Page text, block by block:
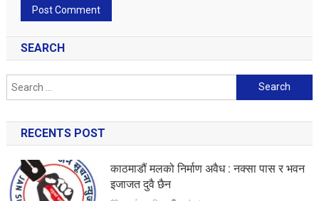
SEARCH
Search
for:
RECENTS POST
काठमाडौं मलको निर्माण अवैध : नक्सा पास र भवन
इजाजत दुवै छैन